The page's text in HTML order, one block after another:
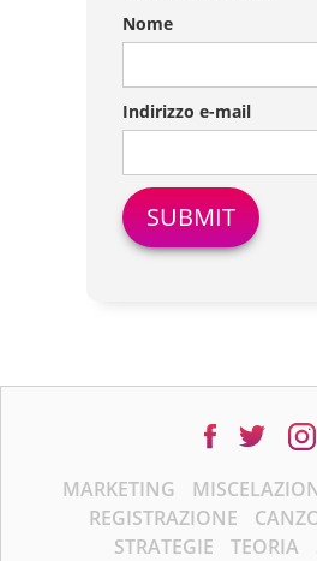
Nome
Indirizzo e-mail
MARKETING
REGISTRAZIONE
STRATEGIE
TEORIA